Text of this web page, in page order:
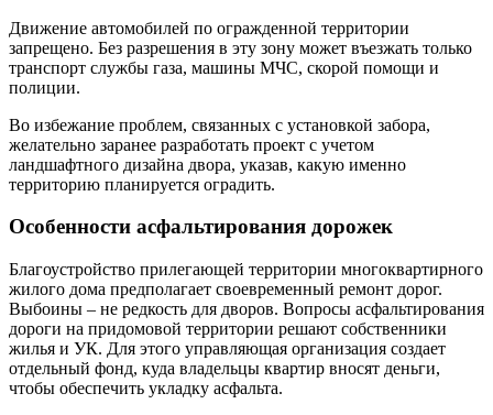
Движение автомобилей по огражденной территории
запрещено. Без разрешения в эту зону может въезжать только
транспорт службы газа, машины МЧС, скорой помощи и
полиции.
Во избежание проблем, связанных с установкой забора,
желательно заранее разработать проект с учетом
ландшафтного дизайна двора, указав, какую именно
территорию планируется оградить.
Особенности асфальтирования дорожек
Благоустройство прилегающей территории многоквартирного
жилого дома предполагает своевременный ремонт дорог.
Выбоины – не редкость для дворов. Вопросы асфальтирования
дороги на придомовой территории решают собственники
жилья и УК. Для этого управляющая организация создает
отдельный фонд, куда владельцы квартир вносят деньги,
чтобы обеспечить укладку асфальта.